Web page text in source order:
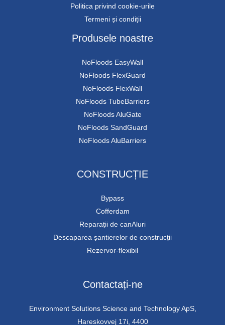
Politica privind cookie-urile
Termeni și condiții
Produsele noastre
NoFloods EasyWall
NoFloods FlexGuard
NoFloods FlexWall
NoFloods TubeBarriers
NoFloods AluGate
NoFloods SandGuard
NoFloods AluBarriers
CONSTRUCȚIE
Bypass
Cofferdam
Reparații de canAluri
Descaparea șantierelor de construcții
Rezervor-flexibil
Contactați-ne
Environment Solutions Science and Technology ApS,
Hareskovvej 17i, 4400